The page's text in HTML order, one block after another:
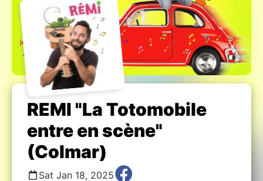
REMI "La Totomobile
entre en scène"
(Colmar)
Sat Jan 18, 2025